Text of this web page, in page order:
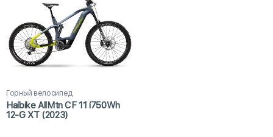
Горный велосипед
Haibike AllMtn CF 11 i750Wh
12-G XT (2023)